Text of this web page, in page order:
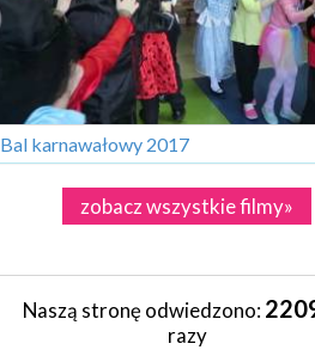
Bal karnawałowy 2017
zobacz wszystkie filmy»
Naszą stronę odwiedzono:
razy